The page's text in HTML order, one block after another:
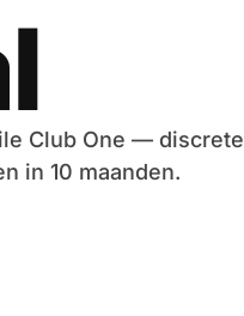
Club One — discrete
in 10 maanden.